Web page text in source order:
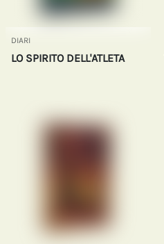
DIARI
LO SPIRITO DELL'ATLETA